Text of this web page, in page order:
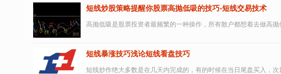
短线炒股策略提醒你股票高抛低吸的技巧-短线交易技术
高抛低吸是股票投资者最频繁的一种操作，所有散户都想着去做高
短线暴涨技巧浅论短线看盘技巧
短线炒作绝大多数是在几天内完成的，有的时候在当日尾盘买入，